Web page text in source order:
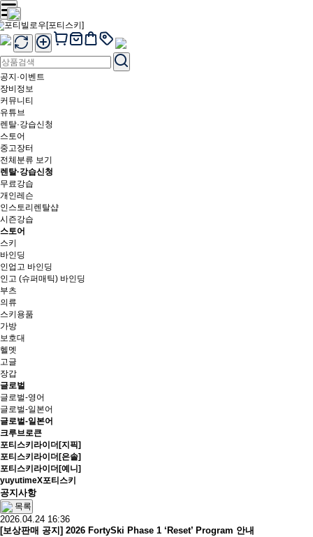
공지·이벤트
장비정보
커뮤니티
유튜브
렌탈·강습신청
스토어
중고장터
전체분류 보기
렌탈·강습신청
무료강습
개인레슨
인스토리렌탈샵
시즌강습
스토어
스키
바인딩
인업고 바인딩
인고 (슈퍼매틱) 바인딩
부츠
의류
스키용품
가방
보호대
헬멧
고글
장갑
글로벌
글로벌-영어
글로벌-일본어
글로벌-일본어
크루브로큰
포티스키라이더[지픽]
포티스키라이더[은솔]
포티스키라이더[예니]
yuyutimeX포티스키
공지사항
목록
2026.04.24 16:36
[보상판매 공지] 2026 FortySki Phase 1 ‘Reset’ Program 안내